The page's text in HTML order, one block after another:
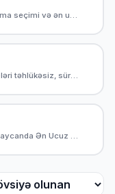
DolPh Game, Clash of Clans Gems-ləri təhlükəsiz, sürətli və sərfəli qiymətlərlə təqdim edir. 24/7 müştəri dəstəyi ilə ehtiyaclarınıza cavab verən DolPh Game, Azərbaycanda Clash of Clans Gems satın almaq üçün ən yaxşı seçimdir. İndi qeydiyyatdan keçin və oyununuzun keyfiyyətini artırın!